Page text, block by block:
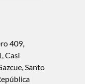
409,
Casi
Santo